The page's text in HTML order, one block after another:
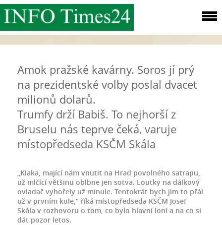
Amok pražské kavárny. Soros jí prý
na prezidentské volby poslal dvacet
milionů dolarů.
Trumfy drží Babiš. To nejhorší z
Bruselu nás teprve čeká, varuje
místopředseda KSČM Skála
„Klaka, mající nám vnutit na Hrad povolného satrapu,
už mlčící většinu oblbne jen sotva. Loutky na dálkový
ovladač vyhořely už minule. Tentokrát bych jim to přál
už v prvním kole,“ říká místopředseda KSČM Josef
Skála v rozhovoru o tom, co bylo hlavní loni a na co si
dát pozor letos.